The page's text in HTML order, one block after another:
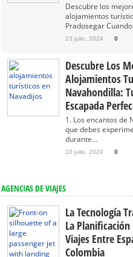
Descubre los
alojamientos
Pradosegar
23 julio, 2024 0
Descubre Los
Alojamientos
Navahondilla:
Escapada
1. Los encantos de
que debes
durante...
10 julio, 2024 0
AGENCIAS DE VIAJES
La Tecnología
La Planificación
Viajes Entre
Colombia